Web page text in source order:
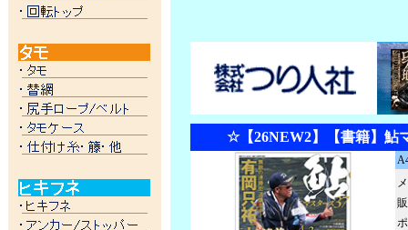
☆【26NEW2】【書籍】鮎